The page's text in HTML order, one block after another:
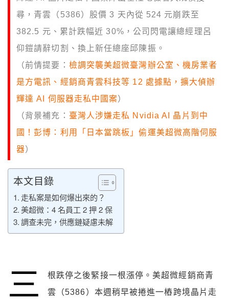
尋，青雲（5386）股價 3 天內從 524 元崩跌至
382.5 元、累計跌幅近 30%，公司閃電讓總經理呂
仰鎧請辭切割、換上新任總座邱陳振。
（前情提要： 檢調突襲美超微臺灣辦公室、機房業者
是方電訊、經銷商青雲科技等 12 處據點，擴大偵辦
輝達 AI 伺服器走私中國案）
（背景補充： 臺灣人涉嫌走私 Nvidia AI 晶片到中
國！彭博：利用「日本當跳板」偷運美超微高階伺服
器）
本文目錄
走私案是如何爆出來的？
美超微：4 名員工 2 押 2 保
調查未完，供應鏈疑慮未解
三
根跌停之後緊接一根漲停。美超微經銷商青
雲（5386）本週稍早被捲進一樁跨境晶片走